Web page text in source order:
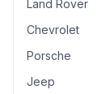
Land Rover
Chevrolet
Porsche
Jeep